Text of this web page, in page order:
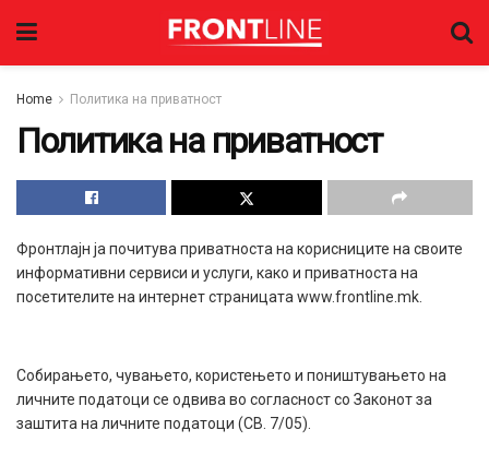
Home Политика на приватност
Политика на приватност
Фронтлајн ја почитува приватноста на корисниците на своите
информативни сервиси и услуги, како и приватноста на
посетителите на интернет страницата www.frontline.mk.
Собирањето, чувањето, користењето и поништувањето на
личните податоци се одвива во согласност со Законот за
заштита на личните податоци (СВ. 7/05).